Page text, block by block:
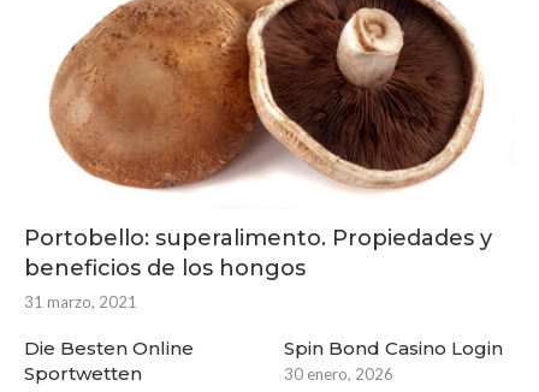
Portobello: superalimento. Propiedades y
beneficios de los hongos
31 marzo, 2021
Die Besten Online
Sportwetten
Spin Bond Casino Login
30 enero, 2026